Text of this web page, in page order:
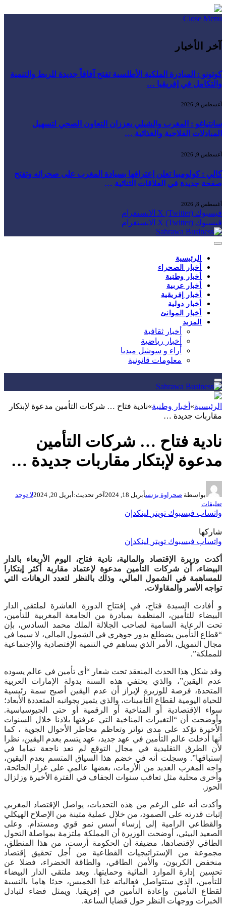
Close Menu
آخر الأخبار
كوتونو : المبادرة الملكية الأطلسية تفتح آفاقاً جديدة للربط والتنمية
والتكامل في إفريقيا …
أغسطس 9, 2026
سانتياغو : المغرب والشيلي يعززان التعاون الصحي لتسهيل
المبادلات الفلاحية والغذائية …
أغسطس 9, 2026
كالي : كولومبيا تعلن إعترافها بسيادة المغرب على صحرائه وتفتح
صفحة جديدة في العلاقات الثنائية …
أغسطس 8, 2026
فيسبوك X (Twitter) الانستغرام
فيسبوك X (Twitter) الانستغرام
الرئيسية
أخبار الصحراء
أخبار وطنية
أخبار عربية
أخبار إفريقية
أخبار دولية
أخبار الموانئ
المزيد
أخبار ثقافية
أخبار رياضية
أراء و سوشل ميديا
معلومات قانونية
الرئيسية» أخبار وطنية»نادية فتاح … شركات التأمين مدعوة لإبتكار
مقاربات جديدة …
نادية فتاح … شركات التأمين
مدعوة لإبتكار مقاربات جديدة …
بواسطة صحراوة بزنسأبريل 18, 2024 آخر تحديث:أبريل 20, 2024
لا توجد
تعليقات
واتساب فيسبوك تويتر لينكدإن
شاركها
واتساب فيسبوك تويتر لينكدإن
أكدت وزيرة الإقتصاد والمالية، نادية فتاح، اليوم الأربعاء بالدار
البيضاء، أن شركات التأمين مدعوة لإعتماد مقاربة أكثر إبتكارا
للمساهمة في الشمول المالي، وذلك بالنظر لتعدد الرهانات التي
تواجه الأسر والمقاولات.
و أفادت السيدة فتاح، في إفتتاح الدورة العاشرة لملتقى الدار
البيضاء للتأمين، المنظمة بمبادرة من الجامعة المغربية للتأمين،
تحت الرعاية السامية لصاحب الجلالة الملك محمد السادس، بإن
“قطاع التأمين يضطلع بدور جوهري في الشمول المالي، لا سيما في
مجال التمويل، الأمر الذي يساهم في التنمية الإقتصادية والإجتماعية
للمملكة”.
وقد شكل هذا الحدث المنعقد تحت شعار “أي تأمين في عالم يسوده
عدم اليقين”، والذي يحتفي هذه السنة بدولة الإمارات العربية
المتحدة، فرصة للوزيرة لإبراز أن عدم اليقين أصبح سمة رئيسية
للحياة اليومية لقطاع التأمينات، والذي يتميز بجوانبه المتعددة الأبعاد؛
سواء الإقتصادية أو المناخية أو الرقمية أو حتى الجيوسياسية.
وأوضحت أن “التغيرات المناخية التي عرفتها بلادنا خلال السنوات
الأخيرة تؤكد على مدى تواتر وتعاظم مخاطر الأحوال الجوية ، كما
أنها أدخلت عالم التأمين في عهد جديد، عهد يتسم بعدم اليقين، نظرا
لأن الطرق التقليدية في مجال التوقع لم تعد ناجعة تماما في
إستباقها”. وسجلت أنه في خضم هذا السياق المتسم بعدم اليقين،
واجه المغرب العديد من الأزمات، بعضها عالمي على غرار الجائحة،
وأخرى محلية مثل تعاقب سنوات الجفاف في الفترة الأخيرة وزلزال
الحوز.
وأكدت أنه على الرغم من هذه التحديات، يواصل الإقتصاد المغربي
إثبات قدرته على الصمود، من خلال عملية متينة من الإصلاح الهيكلي
والقطاعي الرامية إلى إرساء أسس نمو قوي ومستدام. وعلى
الصعيد البيئي، أوضحت الوزيرة أن المملكة ملتزمة بمواصلة التحول
الطاقي لإقتصادها، مضيفة أن الحكومة أرست، من هذا المنطلق،
مجموعة من الإستراتيجيات القطاعية من أجل تحقيق إقتصاد
منخفض الكربون، والأمن الطاقي، والطاقة الخضراء، فضلا عن
تحسين إدارة الموارد المائية وحمايتها. ويعد ملتقى الدار البيضاء
للتأمين، الذي ستتواصل فعالياته غدا الخميس، حدثا هاما بالنسبة
لقطاع التأمين وإعادة التأمين في إفريقيا. ويمثل فضاء لتبادل
الخبرات ووجهات النظر حول قضايا الساعة.